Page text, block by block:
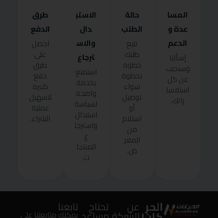
المسا
عدة و
الدعم
إسألنا
وسنجيب
عن كل
استفسا
راتك.
حالة
الطلب
تتبع
طلبك
خطوة
بخطوة
سواء
توصيل
أو
استلام
من
المعر
ض.
الاستب
دال
والاس
ترجاع
استمتع
بخدمة
واضحة
لسياسة
استبدال
واسترجا
ع
المنتجا
ت.
طرق
الدفع
احصل
على
طرق
دفع
كثيرة
لتسهيل
عملية
الشراء.
الحر عن تحتاج تابعنا
يمكنك متابعتنا على